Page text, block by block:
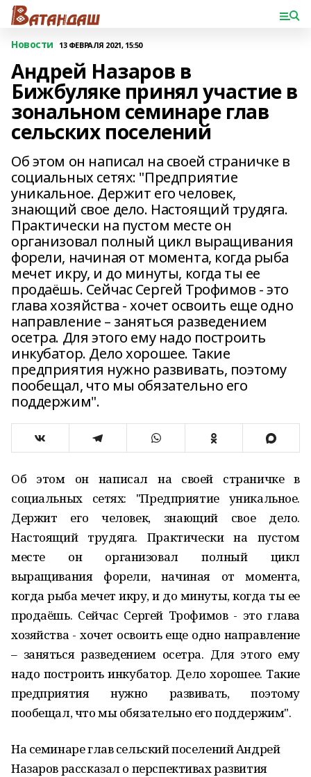
Новости 13 ФЕВРАЛЯ 2021, 15:50
Андрей Назаров в
Бижбуляке принял участие в
зональном семинаре глав
сельских поселений
Об этом он написал на своей страничке в
социальных сетях: "Предприятие
уникальное. Держит его человек,
знающий свое дело. Настоящий трудяга.
Практически на пустом месте он
организовал полный цикл выращивания
форели, начиная от момента, когда рыба
мечет икру, и до минуты, когда ты ее
продаёшь. Сейчас Сергей Трофимов - это
глава хозяйства - хочет освоить еще одно
направление – заняться разведением
осетра. Для этого ему надо построить
инкубатор. Дело хорошее. Такие
предприятия нужно развивать, поэтому
пообещал, что мы обязательно его
поддержим".
Об этом он написал на своей страничке в
социальных сетях: "Предприятие уникальное.
Держит его человек, знающий свое дело.
Настоящий трудяга. Практически на пустом
месте он организовал полный цикл
выращивания форели, начиная от момента,
когда рыба мечет икру, и до минуты, когда ты ее
продаёшь. Сейчас Сергей Трофимов - это глава
хозяйства - хочет освоить еще одно направление
– заняться разведением осетра. Для этого ему
надо построить инкубатор. Дело хорошее. Такие
предприятия нужно развивать, поэтому
пообещал, что мы обязательно его поддержим".
На семинаре глав сельский поселений Андрей
Назаров рассказал о перспективах развития